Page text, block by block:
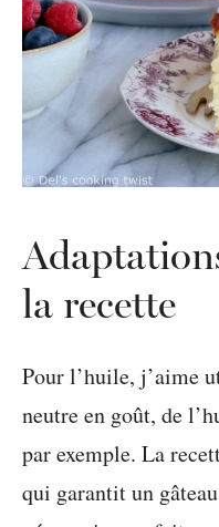
la recette
Pour l’huile, j’aime
neutre en goût, de
par exemple. La
qui garantit un